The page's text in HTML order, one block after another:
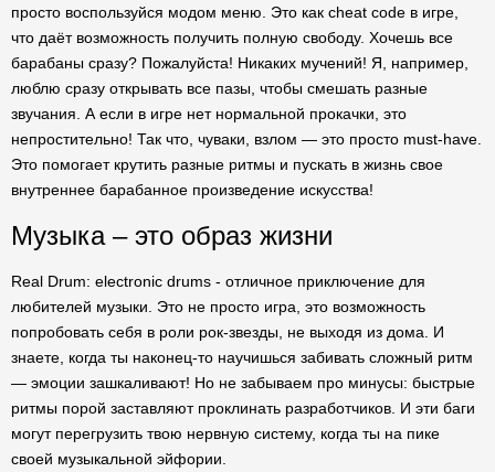
просто воспользуйся модом меню. Это как cheat code в игре,
что даёт возможность получить полную свободу. Хочешь все
барабаны сразу? Пожалуйста! Никаких мучений! Я, например,
люблю сразу открывать все пазы, чтобы смешать разные
звучания. А если в игре нет нормальной прокачки, это
непростительно! Так что, чуваки, взлом — это просто must-have.
Это помогает крутить разные ритмы и пускать в жизнь свое
внутреннее барабанное произведение искусства!
Музыка – это образ жизни
Real Drum: electronic drums - отличное приключение для
любителей музыки. Это не просто игра, это возможность
попробовать себя в роли рок-звезды, не выходя из дома. И
знаете, когда ты наконец-то научишься забивать сложный ритм
— эмоции зашкаливают! Но не забываем про минусы: быстрые
ритмы порой заставляют проклинать разработчиков. И эти баги
могут перегрузить твою нервную систему, когда ты на пике
своей музыкальной эйфории.